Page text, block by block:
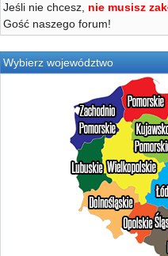
Jeśli nie chcesz, nie musisz
Gość naszego forum!
Wybierz województwo